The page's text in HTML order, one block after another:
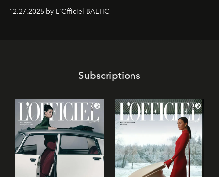
предоставляющая возможности, поддержку и
решения для дизайнеров и молодых брендов.
12.27.2025 by L'Officiel BALTIC
Subscriptions